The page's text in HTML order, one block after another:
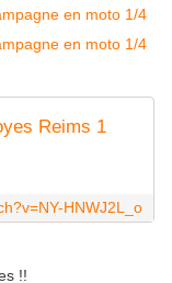
Reims 1
HNWJ2L_o
!!